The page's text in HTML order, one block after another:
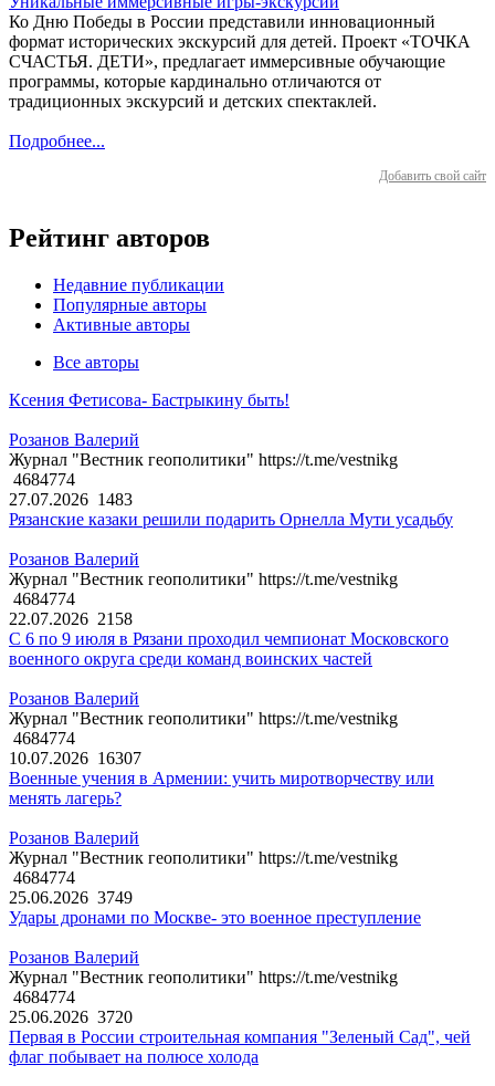
Ко Дню Победы в России представили инновационный
формат исторических экскурсий для детей. Проект «ТОЧКА
СЧАСТЬЯ. ДЕТИ», предлагает иммерсивные обучающие
программы, которые кардинально отличаются от
традиционных экскурсий и детских спектаклей.
Подробнее...
Добавить свой сайт
Рейтинг авторов
Недавние публикации
Популярные авторы
Активные авторы
Все авторы
Ксения Фетисова- Бастрыкину быть!
Розанов Валерий
Журнал "Вестник геополитики" https://t.me/vestnikg
4684774
27.07.2026 1483
Рязанские казаки решили подарить Орнелла Мути усадьбу
Розанов Валерий
Журнал "Вестник геополитики" https://t.me/vestnikg
4684774
22.07.2026 2158
С 6 по 9 июля в Рязани проходил чемпионат Московского
военного округа среди команд воинских частей
Розанов Валерий
Журнал "Вестник геополитики" https://t.me/vestnikg
4684774
10.07.2026 16307
Военные учения в Армении: учить миротворчеству или
менять лагерь?
Розанов Валерий
Журнал "Вестник геополитики" https://t.me/vestnikg
4684774
25.06.2026 3749
Удары дронами по Москве- это военное преступление
Розанов Валерий
Журнал "Вестник геополитики" https://t.me/vestnikg
4684774
25.06.2026 3720
Первая в России строительная компания "Зеленый Сад", чей
флаг побывает на полюсе холода